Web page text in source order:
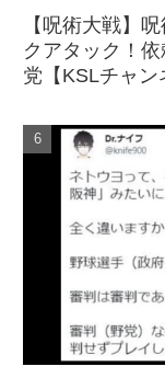
【呪術大戦】
クアタック！
党【KSLチャン